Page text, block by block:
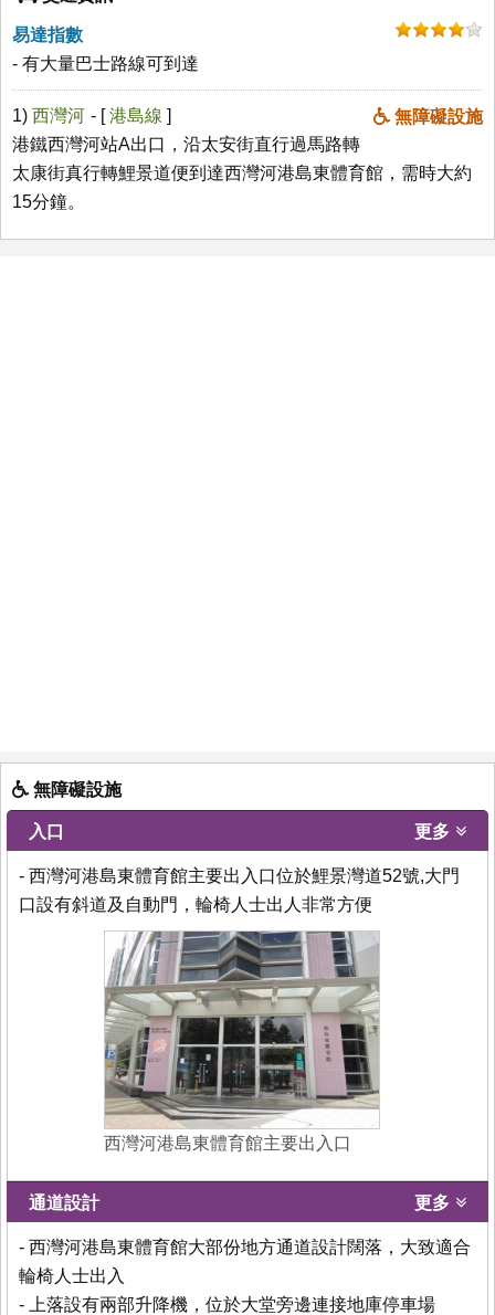
易達指數
- 有大量巴士路線可到達
1) 西灣河 無障礙設施
- [港島線 ]
港鐵西灣河站A出口，沿太安街直行過馬路轉
太康街真行轉鯉景道便到達西灣河港島東體育館，需時大約
15分鐘。
無障礙設施
入口 更多
- 西灣河港島東體育館主要出入口位於鯉景灣道52號,大門
口設有斜道及自動門，輪椅人士出人非常方便
西灣河港島東體育館主要出入口
通道設計 更多
- 西灣河港島東體育館大部份地方通道設計闊落，大致適合
輪椅人士出入
- 上落設有兩部升降機，位於大堂旁邊連接地庫停車場